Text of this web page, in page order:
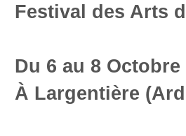
Festival des Arts
Du 6 au 8 Octobre
À Largentière